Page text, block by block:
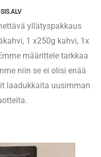
SIS.ALV
yllätyspakkaus
1 x250g kahvi, 1x
määrittele tarkkaa
niin se ei olisi enää
laadukkaita uusimman